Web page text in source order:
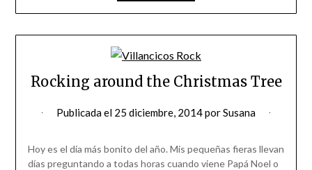
Rocking around the Christmas Tree
Publicada el 25 diciembre, 2014porSusana
Hoy es el día más bonito del año. Mis pequeñas fieras llevan
días preguntando a todas horas cuando viene Papá Noel o